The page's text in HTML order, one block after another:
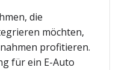
die
möchten,
profitieren.
für ein E-Auto